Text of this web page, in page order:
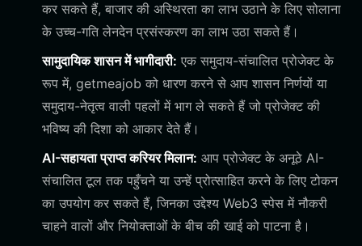
कर सकते हैं, बाजार की अस्थिरता का लाभ उठाने के लिए सोलाना
के उच्च-गति लेनदेन प्रसंस्करण का लाभ उठा सकते हैं।
सामुदायिक शासन में भागीदारी: एक समुदाय-संचालित प्रोजेक्ट के
रूप में, getmeajob को धारण करने से आप शासन निर्णयों या
समुदाय-नेतृत्व वाली पहलों में भाग ले सकते हैं जो प्रोजेक्ट की
भविष्य की दिशा को आकार देते हैं।
AI-सहायता प्राप्त करियर मिलान: आप प्रोजेक्ट के अनूठे AI-
संचालित टूल तक पहुँचने या उन्हें प्रोत्साहित करने के लिए टोकन
का उपयोग कर सकते हैं, जिनका उद्देश्य Web3 स्पेस में नौकरी
चाहने वालों और नियोक्ताओं के बीच की खाई को पाटना है।